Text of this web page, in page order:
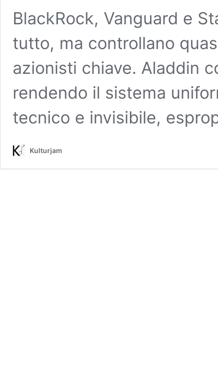
BlackRock, Vanguard e
tutto, ma controllano
azionisti chiave. Aladdin
rendendo il sistema
tecnico e invisibile,
Kulturjam